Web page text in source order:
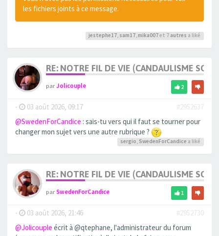
les fichiers joints à ce message.
jestephe17, sam17, mika007et 7 autres a liké
RE: NOTRE FIL DE VIE (CANDAULISME
parJolicouple 2
- 03 août 2026, 09:17
#2952637
@SwedenForCandice : sais-tu vers qui il faut se tourner pour
changer mon sujet vers une autre rubrique ?
sergio, SwedenForCandice a liké
RE: NOTRE FIL DE VIE (CANDAULISME
parSwedenForCandice 1
- 03 août 2026, 21:46
#2952730
@Jolicouple écrit à @qtephane, l'administrateur du forum